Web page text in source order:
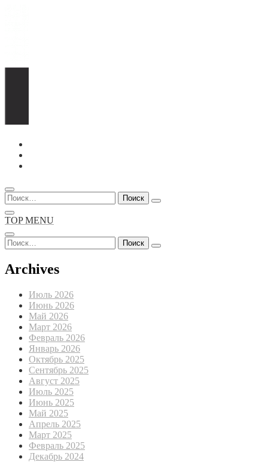
Перейти
содержимому
Найти:
TOP MENU
Найти:
Archives
Июль 2026
Июнь 2026
Май 2026
Март 2026
Февраль 2026
Январь 2026
Октябрь 2025
Сентябрь 2025
Август 2025
Июль 2025
Июнь 2025
Май 2025
Апрель 2025
Март 2025
Февраль 2025
Декабрь 2024